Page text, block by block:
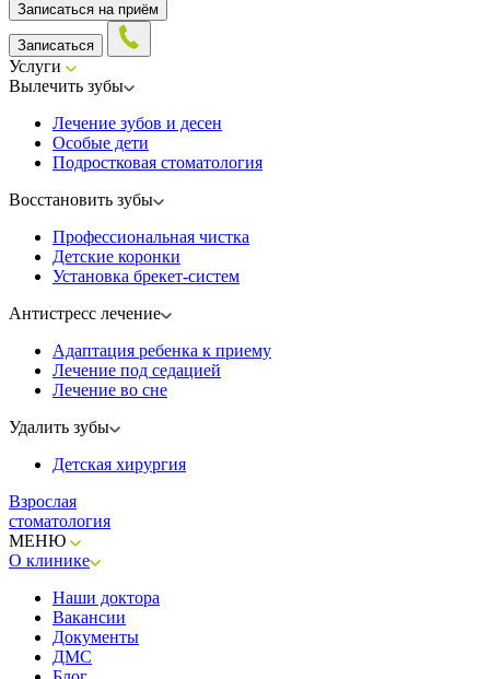
Записаться на приём
Записаться
Услуги
Вылечить зубы
Лечение зубов и десен
Особые дети
Подростковая стоматология
Восстановить зубы
Профессиональная чистка
Детские коронки
Установка брекет-систем
Антистресс лечение
Адаптация ребенка к приему
Лечение под седацией
Лечение во сне
Удалить зубы
Детская хирургия
Взрослая
стоматология
МЕНЮ
О клинике
Наши доктора
Вакансии
Документы
ДМС